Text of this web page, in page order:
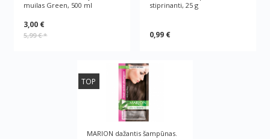
muilas Green, 500 ml
3,00 €
5,99 €*
stiprinanti, 25 g
0,99 €
TOP
MARION dažantis šampūnas.